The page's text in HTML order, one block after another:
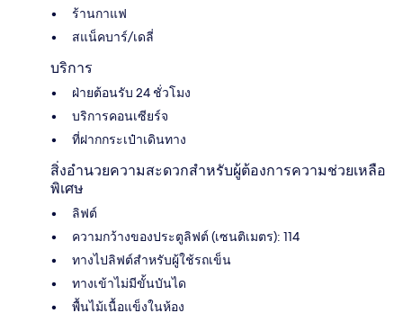
ร้านกาแฟ
สแน็คบาร์/เดลี่
บริการ
ฝ่ายต้อนรับ 24 ชั่วโมง
บริการคอนเซียร์จ
ที่ฝากกระเป๋าเดินทาง
สิ่งอำนวยความสะดวกสำหรับผู้ต้องการความช่วยเหลือ
พิเศษ
ลิฟต์
ความกว้างของประตูลิฟต์ (เซนติเมตร): 114
ทางไปลิฟต์สำหรับผู้ใช้รถเข็น
ทางเข้าไม่มีขั้นบันได
พื้นไม้เนื้อแข็งในห้อง